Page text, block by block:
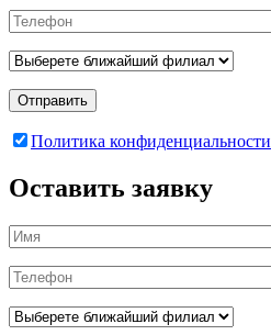
Отправить
Политика конфиденциальности
Оставить заявку